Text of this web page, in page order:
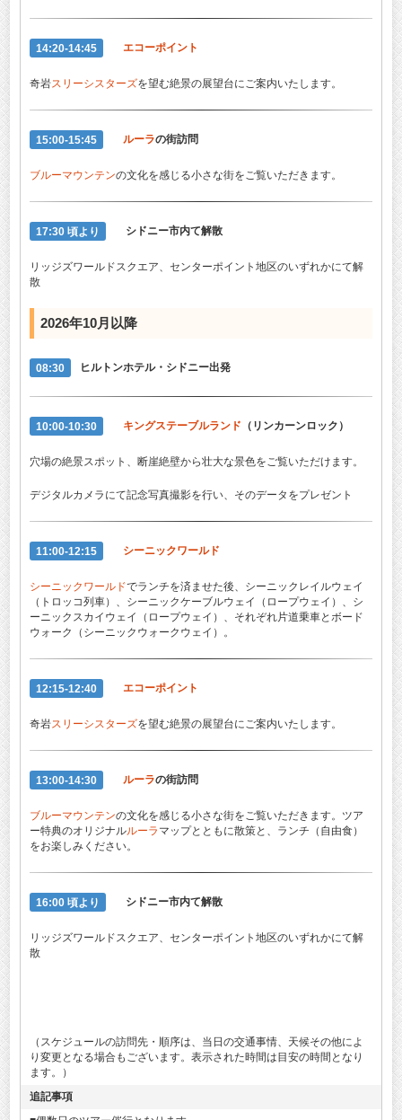
14:20-14:45 エコーポイント
奇岩スリーシスターズを望む絶景の展望台にご案内いたします。
15:00-15:45 ルーラの街訪問
ブルーマウンテンの文化を感じる小さな街をご覧いただきます。
17:30 頃より シドニー市内て解散
リッジズワールドスクエア、センターポイント地区のいずれかにて解
散
2026年10月以降
08:30 ヒルトンホテル・シドニー出発
10:00-10:30 キングステーブルランド （リンカーンロック）
穴場の絶景スポット、断崖絶壁から壮大な景色をご覧いただけます。
デジタルカメラにて記念写真撮影を行い、そのデータをプレゼント
11:00-12:15 シーニックワールド
シーニックワールドでランチを済ませた後、シーニックレイルウェイ
（トロッコ列車）、シーニックケーブルウェイ（ロープウェイ）、シ
ーニックスカイウェイ（ロープウェイ）、それぞれ片道乗車とボード
ウォーク（シーニックウォークウェイ）。
12:15-12:40 エコーポイント
奇岩スリーシスターズを望む絶景の展望台にご案内いたします。
13:00-14:30 ルーラの街訪問
ブルーマウンテンの文化を感じる小さな街をご覧いただきます。ツア
ー特典のオリジナルルーラ マップとともに散策と、ランチ（自由食）
をお楽しみください。
16:00 頃より シドニー市内て解散
リッジズワールドスクエア、センターポイント地区のいずれかにて解
散
（スケジュールの訪問先・順序は、当日の交通事情、天候その他によ
り変更となる場合もございます。表示された時間は目安の時間となり
ます。）
追記事項